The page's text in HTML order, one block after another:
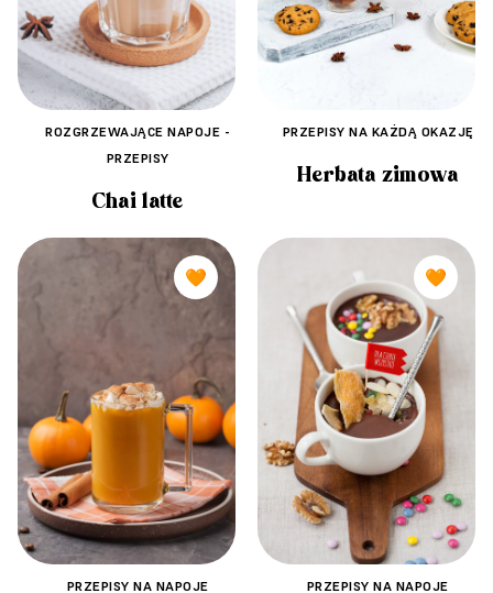
ROZGRZEWAJĄCE NAPOJE -
PRZEPISY
Chai latte
PRZEPISY NA KAŻDĄ OKAZJĘ
Herbata zimowa
🧡
PRZEPISY NA NAPOJE
🧡
PRZEPISY NA NAPOJE